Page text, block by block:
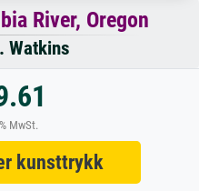
River, Oregon
Watkins
MwSt.
kunsttrykk